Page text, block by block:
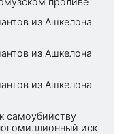
из Ашкелона
из Ашкелона
из Ашкелона
самоубийству
иск